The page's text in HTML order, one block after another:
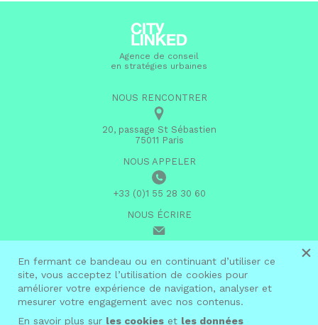
Agence de conseil
en stratégies urbaines
NOUS RENCONTRER
20, passage St Sébastien
75011 Paris
NOUS APPELER
+33 (0)1 55 28 30 60
NOUS ÉCRIRE
linkedin
© 2026 City Linked
En fermant ce bandeau ou en continuant d’utiliser ce
site, vous acceptez l’utilisation de cookies pour
améliorer votre expérience de navigation, analyser et
mesurer votre engagement avec nos contenus.
En savoir plus sur les cookieset les données
×